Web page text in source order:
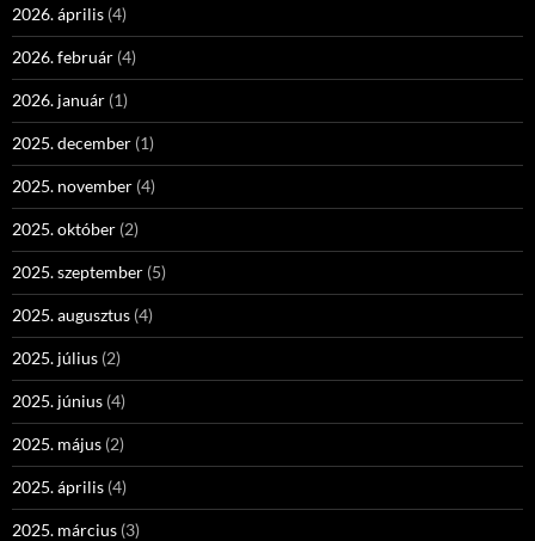
2026. április (4)
2026. február (4)
2026. január (1)
2025. december (1)
2025. november (4)
2025. október (2)
2025. szeptember (5)
2025. augusztus (4)
2025. július (2)
2025. június (4)
2025. május (2)
2025. április (4)
2025. március (3)